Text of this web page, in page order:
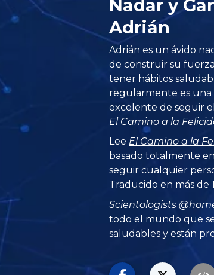
Nadar y
Adrián
Adrián es un ávido
de construir su
tener hábitos
regularmente es una
excelente de seguir
El Camino a la
Lee El Camino a la
basado totalmente
seguir cualquier
Traducido en más de
Scientologists
todo el mundo que
saludables y están